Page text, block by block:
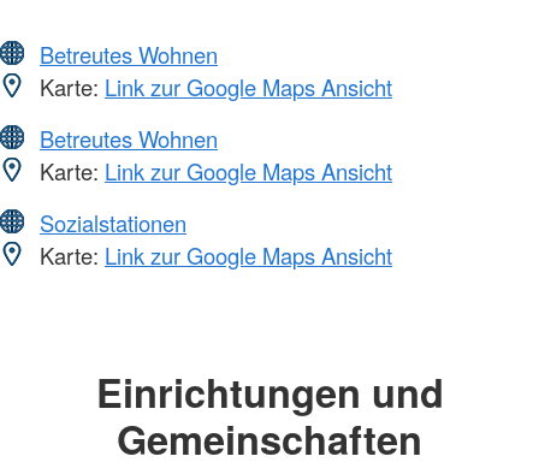
Betreutes Wohnen
Karte: Link zur Google Maps Ansicht
Betreutes Wohnen
Karte: Link zur Google Maps Ansicht
Sozialstationen
Karte: Link zur Google Maps Ansicht
Einrichtungen und
Gemeinschaften